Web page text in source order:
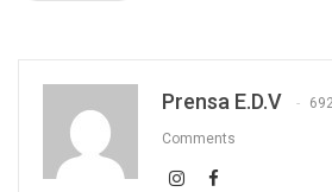
Prensa E.D.V
Comments